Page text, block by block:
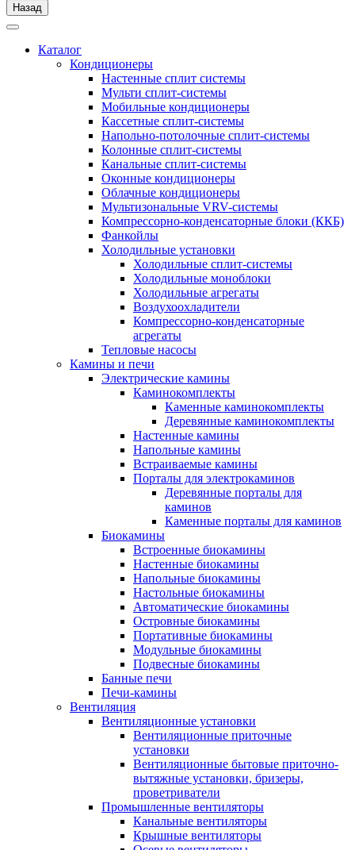
Назад
Каталог
Кондиционеры
Настенные сплит системы
Мульти сплит-системы
Мобильные кондиционеры
Кассетные сплит-системы
Напольно-потолочные сплит-системы
Колонные сплит-системы
Канальные сплит-системы
Оконные кондиционеры
Облачные кондиционеры
Мультизональные VRV-системы
Компрессорно-конденсаторные блоки (ККБ)
Фанкойлы
Холодильные установки
Холодильные сплит-системы
Холодильные моноблоки
Холодильные агрегаты
Воздухоохладители
Компрессорно-конденсаторные
агрегаты
Тепловые насосы
Камины и печи
Электрические камины
Каминокомплекты
Каменные каминокомплекты
Деревянные каминокомплекты
Настенные камины
Напольные камины
Встраиваемые камины
Порталы для электрокаминов
Деревянные порталы для
каминов
Каменные порталы для каминов
Биокамины
Встроенные биокамины
Настенные биокамины
Напольные биокамины
Настольные биокамины
Автоматические биокамины
Островные биокамины
Портативные биокамины
Модульные биокамины
Подвесные биокамины
Банные печи
Печи-камины
Вентиляция
Вентиляционные установки
Вентиляционные приточные
установки
Вентиляционные бытовые приточно-
вытяжные установки, бризеры,
проветриватели
Промышленные вентиляторы
Канальные вентиляторы
Крышные вентиляторы